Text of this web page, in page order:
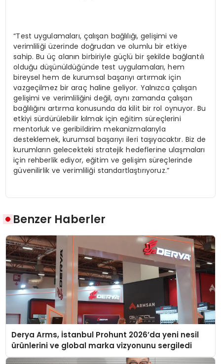
“Test uygulamaları, çalışan bağlılığı, gelişimi ve
verimliliği üzerinde doğrudan ve olumlu bir etkiye
sahip. Bu üç alanın birbiriyle güçlü bir şekilde bağlantılı
olduğu düşünüldüğünde test uygulamaları, hem
bireysel hem de kurumsal başarıyı artırmak için
vazgeçilmez bir araç haline geliyor. Yalnızca çalışan
gelişimi ve verimliliğini değil, aynı zamanda çalışan
bağlılığını artırma konusunda da kilit bir rol oynuyor. Bu
etkiyi sürdürülebilir kılmak için eğitim süreçlerini
mentorluk ve geribildirim mekanizmalarıyla
desteklemek, kurumsal başarıyı ileri taşıyacaktır. Biz de
kurumların gelecekteki stratejik hedeflerine ulaşmaları
için rehberlik ediyor, eğitim ve gelişim süreçlerinde
güvenilirlik ve verimliliği standartlaştırıyoruz.”
Benzer Haberler
Derya Arms, İstanbul Prohunt 2026’da yeni nesil
ürünlerini ve global marka vizyonunu sergiledi